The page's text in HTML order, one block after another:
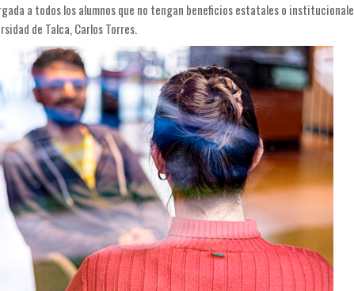
a todos los alumnos que no tengan beneficios estatales o
de Talca, Carlos Torres.